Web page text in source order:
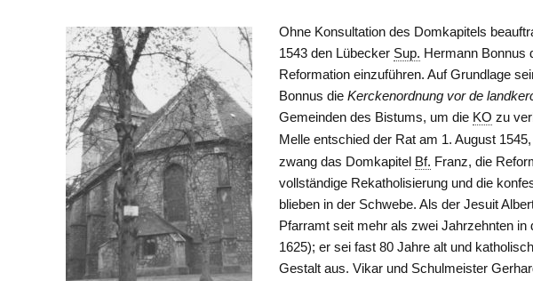
Ohne Konsultation des Domkapitels
1543 den Lübecker Sup. Hermann Bonnus
Reformation einzuführen. Auf Grundlage
Bonnus dieKerckenordnung vor de
Gemeinden des Bistums, um die KO zu
Melle entschied der Rat am 1. August
zwang das Domkapitel Bf. Franz, die
vollständige Rekatholisierung und die
blieben in der Schwebe. Als der Jesuit
Pfarramt seit mehr als zwei Jahrzehnten in
1625); er sei fast 80 Jahre alt und
Gestalt aus. Vikar und Schulmeister